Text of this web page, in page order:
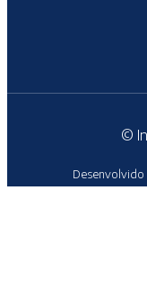
©